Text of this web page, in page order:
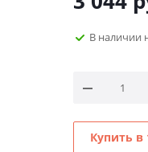
В наличии
Купить в